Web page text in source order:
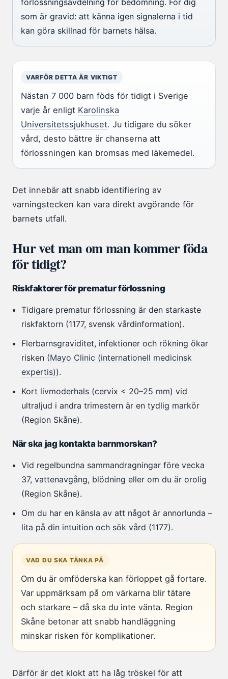
förlossningsavdelning för bedömning. För dig
som är gravid: att känna igen signalerna i tid
kan göra skillnad för barnets hälsa.
VARFÖR DETTA ÄR VIKTIGT
Nästan 7 000 barn föds för tidigt i Sverige
varje år enligt Karolinska
Universitetssjukhuset. Ju tidigare du söker
vård, desto bättre är chanserna att
förlossningen kan bromsas med läkemedel.
Det innebär att snabb identifiering av
varningstecken kan vara direkt avgörande för
barnets utfall.
Hur vet man om man kommer föda
för tidigt?
Riskfaktorer för prematur förlossning
Tidigare prematur förlossning är den starkaste
riskfaktorn (1177, svensk vårdinformation).
Flerbarnsgraviditet, infektioner och rökning ökar
risken (Mayo Clinic (internationell medicinsk
expertis)).
Kort livmoderhals (cervix < 20–25 mm) vid
ultraljud i andra trimestern är en tydlig markör
(Region Skåne).
När ska jag kontakta barnmorskan?
Vid regelbundna sammandragningar före vecka
37, vattenavgång, blödning eller om du är orolig
(Region Skåne).
Om du har en känsla av att något är annorlunda –
lita på din intuition och sök vård (1177).
VAD DU SKA TÄNKA PÅ
Om du är omföderska kan förloppet gå fortare.
Var uppmärksam på om värkarna blir tätare
och starkare – då ska du inte vänta. Region
Skåne betonar att snabb handläggning
minskar risken för komplikationer.
Därför är det klokt att ha låg tröskel för att